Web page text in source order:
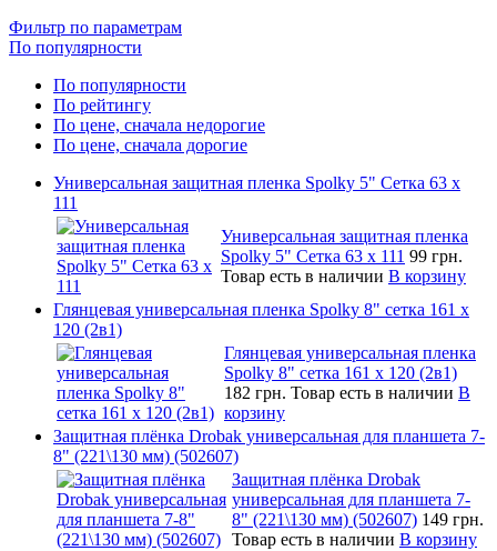
Фильтр по параметрам
По популярности
По популярности
По рейтингу
По цене, сначала недорогие
По цене, сначала дорогие
Универсальная защитная пленка Spolky 5" Сетка 63 x
111
Универсальная защитная пленка
Spolky 5" Сетка 63 x 111 99 грн.
Товар есть в наличии В корзину
Глянцевая универсальная пленка Spolky 8" сетка 161 х
120 (2в1)
Глянцевая универсальная пленка
Spolky 8" сетка 161 х 120 (2в1)
182 грн. Товар есть в наличии В
корзину
Защитная плёнка Drobak универсальная для планшета 7-
8" (221\130 мм) (502607)
Защитная плёнка Drobak
универсальная для планшета 7-
8" (221\130 мм) (502607) 149 грн.
Товар есть в наличии В корзину